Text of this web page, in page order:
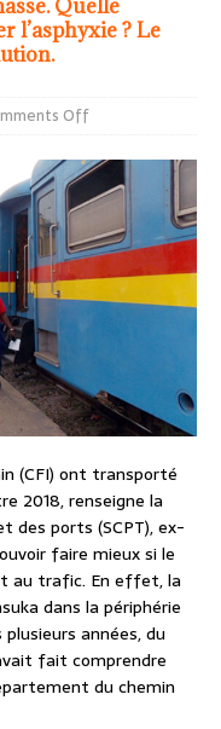
Quelle
l’asphyxie ? Le
Off
(CFI) ont transporté
2018, renseigne la
des ports (SCPT), ex-
faire mieux si le
au trafic. En effet, la
dans la périphérie
années, du
fait comprendre
du chemin